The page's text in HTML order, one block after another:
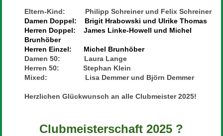
Eltern-Kind: Philipp Schreiner und Felix Schreiner
Damen Doppel: Brigit Hrabowski und Ulrike Thomas
Herren Doppel: James Linke-Howell und Michel
Brunhöber
Herren Einzel: Michel Brunhöber
Damen 50: Laura Lange
Herren 50: Stephan Klein
Mixed: Lisa Demmer und Björn Demmer
Herzlichen Glückwunsch an alle Clubmeister 2025!
Clubmeisterschaft 2025 ?